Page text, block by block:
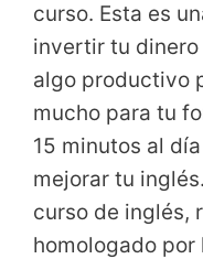
curso. Esta es
invertir tu
algo productivo
mucho para tu
15 minutos al
mejorar tu
curso de inglés,
homologado por